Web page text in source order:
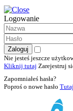
Logowanie
Nie jesteś jeszcze
Kliknij tutaj Zarejestruj
Zapomniałeś hasła?
Poproś o nowe hasło Tutaj